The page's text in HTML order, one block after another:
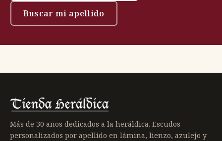
Buscar mi apellido
Más de 30 años dedicados a la heráldica. Escudos
personalizados por apellido en lámina, lienzo, azulejo y